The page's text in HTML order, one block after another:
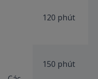
120 phút
150 phút